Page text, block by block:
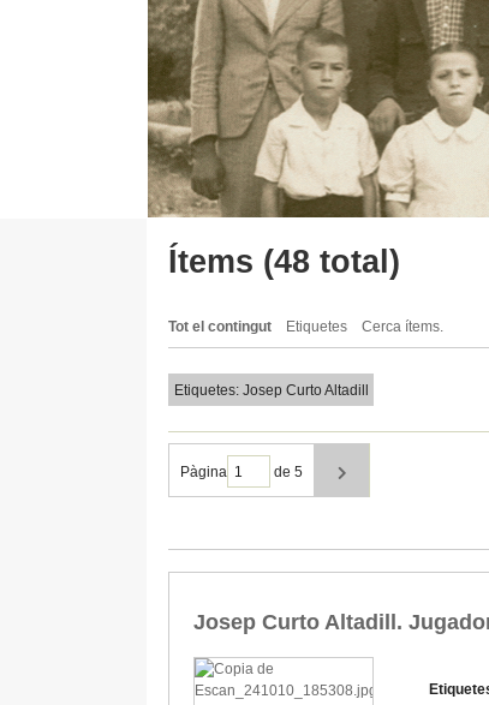
Ítems (48 total)
Tot el contingut Etiquetes Cerca ítems.
Etiquetes: Josep Curto Altadill
Pàgina
de 5
Josep Curto Altadill.